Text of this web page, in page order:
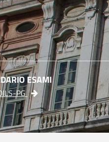
ESAMI
PG